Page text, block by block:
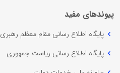
پیوندهای مفید
پایگاه اطلاع رسانی مقام معظم رهبری
پایگاه اطلاع رسانی ریاست جمهوری